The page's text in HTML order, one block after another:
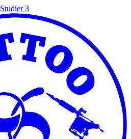
Studier3